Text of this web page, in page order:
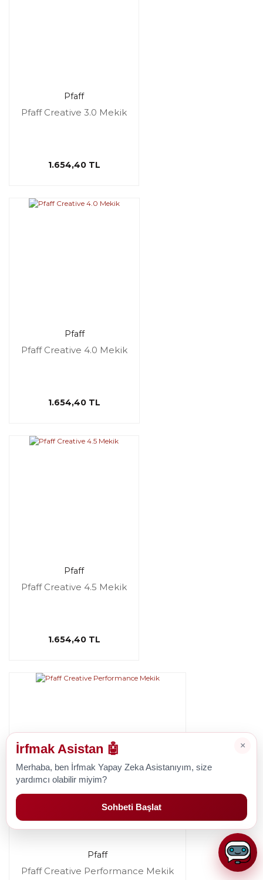
Pfaff
Pfaff Creative 3.0 Mekik
1.654,40 TL
Pfaff
Pfaff Creative 4.0 Mekik
1.654,40 TL
Pfaff
Pfaff Creative 4.5 Mekik
1.654,40 TL
Pfaff
Pfaff Creative Performance Mekik
×
İrfmak Asistan 🤖
Merhaba, ben İrfmak Yapay Zeka Asistanıyım, size
yardımcı olabilir miyim?
Sohbeti Başlat